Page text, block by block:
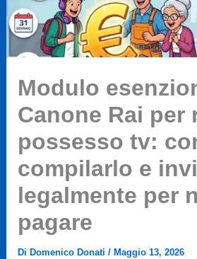
Modulo
Canone Rai per
possesso tv:
compilarlo e
legalmente per
pagare
Di Domenico Donati / Maggio 13, 2026